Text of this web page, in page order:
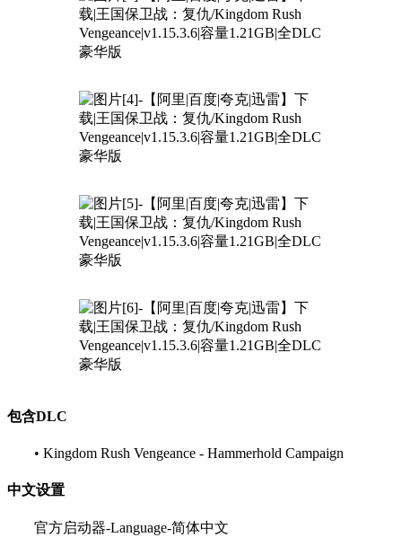
包含DLC
• Kingdom Rush Vengeance - Hammerhold Campaign
中文设置
官方启动器-Language-简体中文